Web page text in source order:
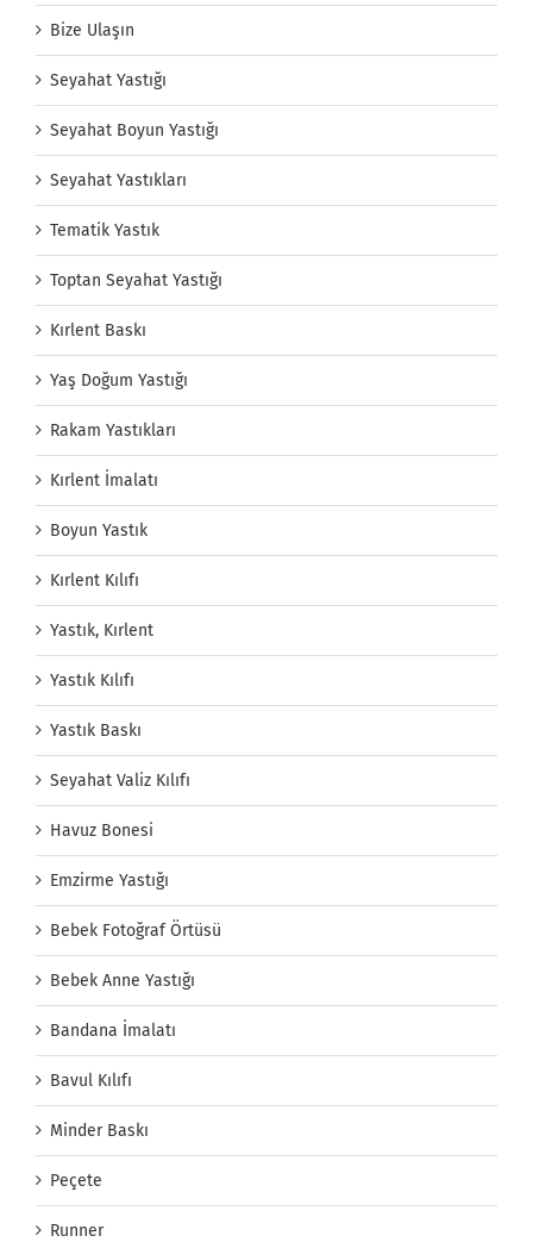
Bize Ulaşın
Seyahat Yastığı
Seyahat Boyun Yastığı
Seyahat Yastıkları
Tematik Yastık
Toptan Seyahat Yastığı
Kırlent Baskı
Yaş Doğum Yastığı
Rakam Yastıkları
Kırlent İmalatı
Boyun Yastık
Kırlent Kılıfı
Yastık, Kırlent
Yastık Kılıfı
Yastık Baskı
Seyahat Valiz Kılıfı
Havuz Bonesi
Emzirme Yastığı
Bebek Fotoğraf Örtüsü
Bebek Anne Yastığı
Bandana İmalatı
Bavul Kılıfı
Minder Baskı
Peçete
Runner